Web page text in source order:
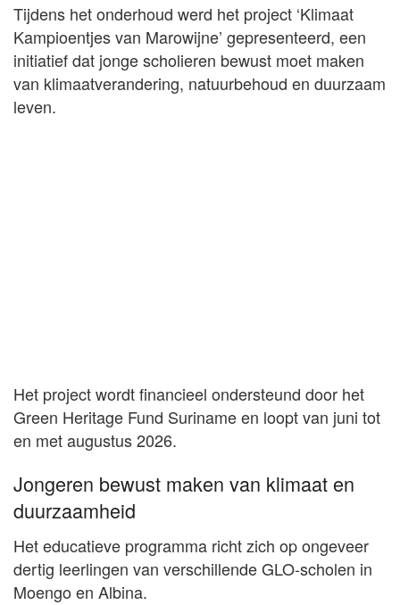
Tijdens het onderhoud werd het project ‘Klimaat
Kampioentjes van Marowijne’ gepresenteerd, een
initiatief dat jonge scholieren bewust moet maken
van klimaatverandering, natuurbehoud en duurzaam
leven.
Het project wordt financieel ondersteund door het
Green Heritage Fund Suriname en loopt van juni tot
en met augustus 2026.
Jongeren bewust maken van klimaat en
duurzaamheid
Het educatieve programma richt zich op ongeveer
dertig leerlingen van verschillende GLO-scholen in
Moengo en Albina.